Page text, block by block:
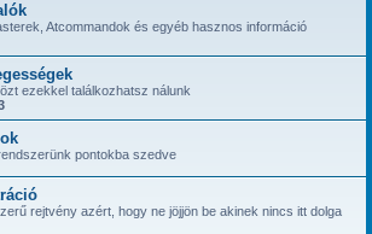
Atcommandok és egyéb hasznos információ
ezekkel találkozhatsz nálunk
pontokba szedve
rejtvény azért, hogy ne jöjjön be akinek nincs itt dolga